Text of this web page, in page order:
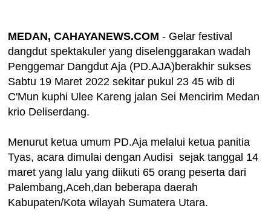
MEDAN, CAHAYANEWS.COM - Gelar festival
dangdut spektakuler yang diselenggarakan wadah
Penggemar Dangdut Aja (PD.AJA)berakhir sukses
Sabtu 19 Maret 2022 sekitar pukul 23 45 wib di
C'Mun kuphi Ulee Kareng jalan Sei Mencirim Medan
krio Deliserdang.
Menurut ketua umum PD.Aja melalui ketua panitia
Tyas, acara dimulai dengan Audisi sejak tanggal 14
maret yang lalu yang diikuti 65 orang peserta dari
Palembang,Aceh,dan beberapa daerah
Kabupaten/Kota wilayah Sumatera Utara.